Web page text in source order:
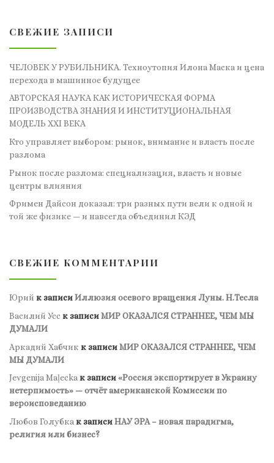
СВЕЖИЕ ЗАПИСИ
ЧЕЛОВЕК У РУБИЛЬНИКА. Техноутопия Илона Маска и цена
перехода в машинное будущее
АВТОРСКАЯ НАУКА КАК ИСТОРИЧЕСКАЯ ФОРМА
ПРОИЗВОДСТВА ЗНАНИЯ И ИНСТИТУЦИОНАЛЬНАЯ
МОДЕЛЬ XXI ВЕКА
Кто управляет выбором: рынок, внимание и власть после
разлома
Рынок после разлома: специализация, власть и новые
центры влияния
Фримен Дайсон доказал: три разных пути вели к одной и
той же физике — и навсегда объединил КЭД
СВЕЖИЕ КОММЕНТАРИИ
Юрий к записиИллюзия осевого вращения Луны. Н.Тесла
Василий Усс к записиМИР ОКАЗАЛСЯ СТРАННЕЕ, ЧЕМ МЫ
ДУМАЛИ
Аркадий Хабчик к записиМИР ОКАЗАЛСЯ СТРАННЕЕ, ЧЕМ
МЫ ДУМАЛИ
Jevgenija Maļeckaк записи«Россия экспортирует в Украину
нетерпимость» — отчёт американской Комиссии по
вероисповеданию
Любов Голубка к записиНАУ ЭРА – новая парадигма,
религия или бизнес?